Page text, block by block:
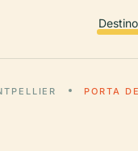
PORTA